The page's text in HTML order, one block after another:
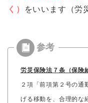
く）
をいいます（労
労災保険法７条（保険
２項「前項第２号の通
げる移動を、合理的な